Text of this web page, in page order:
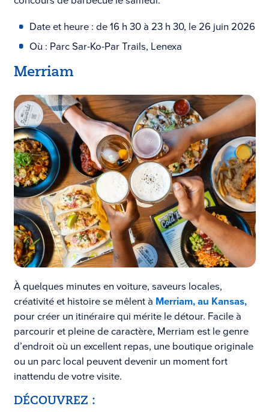
Date et heure : de 16 h 30 à 23 h 30, le 26 juin 2026
Où : Parc Sar-Ko-Par Trails, Lenexa
Merriam
À quelques minutes en voiture, saveurs locales,
créativité et histoire se mêlent à Merriam, au Kansas,
pour créer un itinéraire qui mérite le détour. Facile à
parcourir et pleine de caractère, Merriam est le genre
d’endroit où un excellent repas, une boutique originale
ou un parc local peuvent devenir un moment fort
inattendu de votre visite.
DÉCOUVREZ :